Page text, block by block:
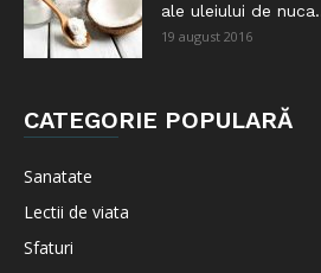
ale uleiului de
19 august 2016
CATEGORIE POPULARĂ
Sanatate
Lectii de viata
Sfaturi